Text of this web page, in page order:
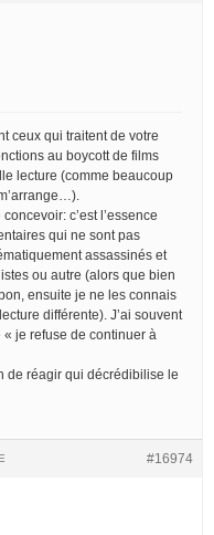
ceux qui traitent de votre
au boycott de films
lecture (comme beaucoup
c’est l’essence
qui ne sont pas
assassinés et
ou autre (alors que bien
ensuite je ne les connais
différente). J’ai souvent
je refuse de continuer à
de réagir qui décrédibilise le
#16974